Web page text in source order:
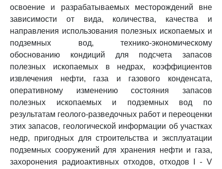
освоение и разрабатываемых месторождений вне
зависимости от вида, количества, качества и
направления использования полезных ископаемых и
подземных вод, технико-экономическому
обоснованию кондиций для подсчета запасов
полезных ископаемых в недрах, коэффициентов
извлечения нефти, газа и газового конденсата,
оперативному изменению состояния запасов
полезных ископаемых и подземных вод по
результатам геолого-разведочных работ и переоценки
этих запасов, геологической информации об участках
недр, пригодных для строительства и эксплуатации
подземных сооружений для хранения нефти и газа,
захоронения радиоактивных отходов, отходов I - V